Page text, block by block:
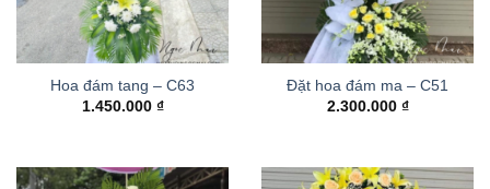
Hoa đám tang – C63
1.450.000 ₫
Đặt hoa đám ma – C51
2.300.000 ₫